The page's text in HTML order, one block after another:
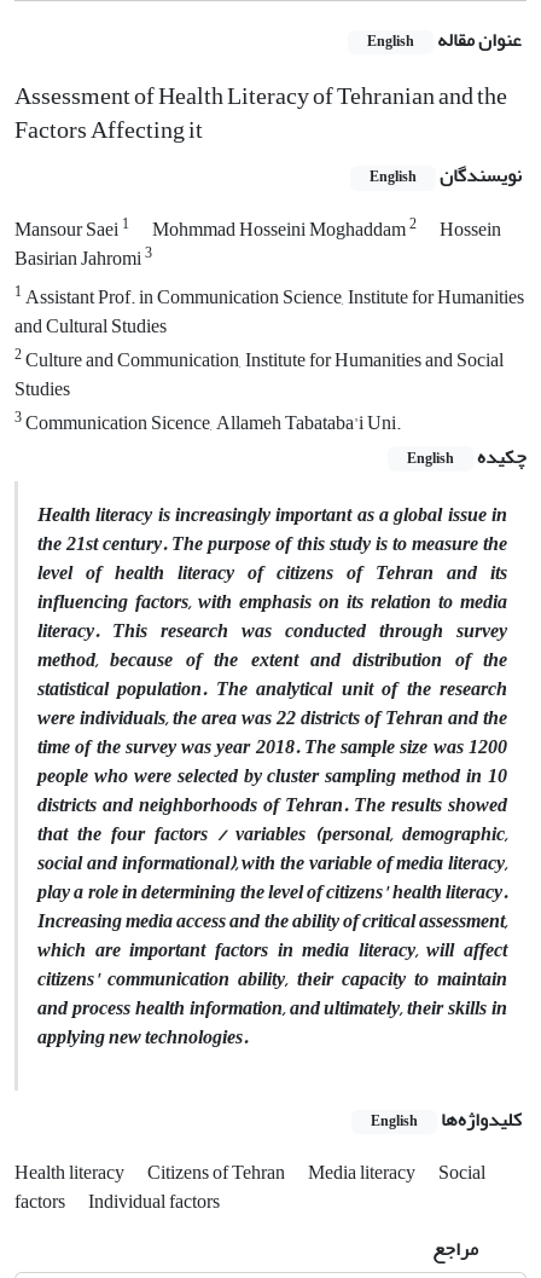
عنوان مقاله English
Assessment of Health Literacy of Tehranian and the
Factors Affecting it
نویسندگان English
Mansour Saei1 Mohmmad Hosseini Moghaddam2
Hossein
Basirian Jahromi3
1Assistant Prof. in Communication Science, Institute for Humanities
and Cultural Studies
2Culture and Communication, Institute for Humanities and Social
Studies
3Communication Sicence, Allameh Tabataba'i Uni.
چکیده
English
Health literacy is increasingly important as a global issue in
the 21st century. The purpose of this study is to measure the
level of health literacy of citizens of Tehran and its
influencing factors, with emphasis on its relation to media
literacy. This research was conducted through survey
method, because of the extent and distribution of the
statistical population. The analytical unit of the research
were individuals, the area was 22 districts of Tehran and the
time of the survey was year 2018. The sample size was 1200
people who were selected by cluster sampling method in 10
districts and neighborhoods of Tehran. The results showed
that the four factors / variables (personal, demographic,
social and informational), with the variable of media literacy,
play a role in determining the level of citizens' health literacy.
Increasing media access and the ability of critical assessment,
which are important factors in media literacy, will affect
citizens' communication ability, their capacity to maintain
and process health information, and ultimately, their skills in
applying new technologies.
کلیدواژه‌ها English
Health literacy Citizens of Tehran Media literacy
Social
factors
Individual factors
مراجع